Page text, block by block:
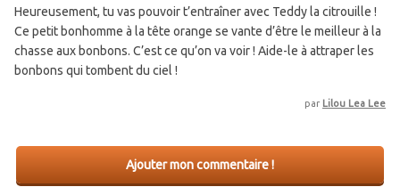
Heureusement, tu vas pouvoir t’entraîner avec Teddy la citrouille !
Ce petit bonhomme à la tête orange se vante d’être le meilleur à la
chasse aux bonbons. C’est ce qu’on va voir ! Aide-le à attraper les
bonbons qui tombent du ciel !
par Lilou Lea Lee
Ajouter mon commentaire !